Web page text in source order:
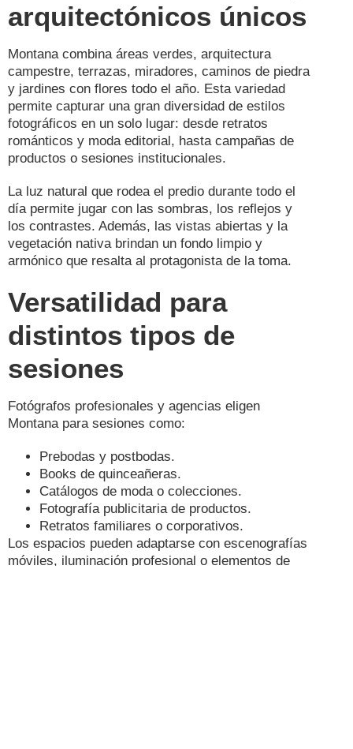
arquitectónicos únicos
Montana combina áreas verdes, arquitectura
campestre, terrazas, miradores, caminos de piedra
y jardines con flores todo el año. Esta variedad
permite capturar una gran diversidad de estilos
fotográficos en un solo lugar: desde retratos
románticos y moda editorial, hasta campañas de
productos o sesiones institucionales.
La luz natural que rodea el predio durante todo el
día permite jugar con las sombras, los reflejos y
los contrastes. Además, las vistas abiertas y la
vegetación nativa brindan un fondo limpio y
armónico que resalta al protagonista de la toma.
Versatilidad para
distintos tipos de
sesiones
Fotógrafos profesionales y agencias eligen
Montana para sesiones como:
Prebodas y postbodas.
Books de quinceañeras.
Catálogos de moda o colecciones.
Fotografía publicitaria de productos.
Retratos familiares o corporativos.
Los espacios pueden adaptarse con escenografías
móviles, iluminación profesional o elementos de